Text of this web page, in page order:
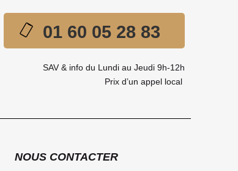
01 60 05 28 83
SAV & info du Lundi au Jeudi 9h-12h
Prix d’un appel local
NOUS CONTACTER